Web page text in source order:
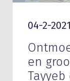
04-2-2021
en